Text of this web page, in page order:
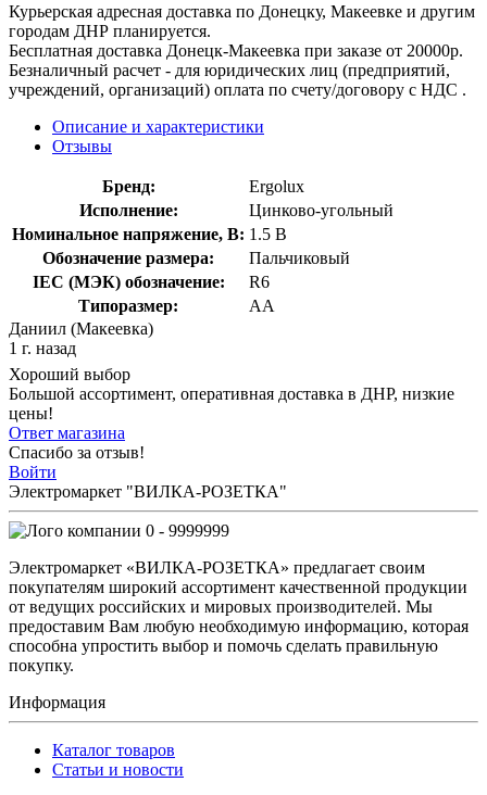
Курьерская адресная доставка по Донецку, Макеевке и другим
городам ДНР планируется.
Бесплатная доставка Донецк-Макеевка при заказе от 20000р.
Безналичный расчет - для юридических лиц (предприятий,
учреждений, организаций) оплата по счету/договору с НДС .
Описание и характеристики
Отзывы
Бренд:
Ergolux
Исполнение:
Цинково-угольный
Номинальное напряжение, В: 1.5 В
Обозначение размера:
Пальчиковый
IEC (МЭК) обозначение:
R6
Типоразмер:
AA
Даниил (Макеевка)
1 г. назад
Хороший выбор
Большой ассортимент, оперативная доставка в ДНР, низкие
цены!
Ответ магазина
Спасибо за отзыв!
Войти
Электромаркет "ВИЛКА-РОЗЕТКА"
0 - 9999999
Электромаркет «ВИЛКА-РОЗЕТКА» предлагает своим
покупателям широкий ассортимент качественной продукции
от ведущих российских и мировых производителей. Мы
предоставим Вам любую необходимую информацию, которая
способна упростить выбор и помочь сделать правильную
покупку.
Информация
Каталог товаров
Статьи и новости